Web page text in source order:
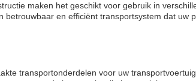
maken het geschikt voor gebruik in
betrouwbaar en efficiënt transportsystem dat uw
transportonderdelen voor uw